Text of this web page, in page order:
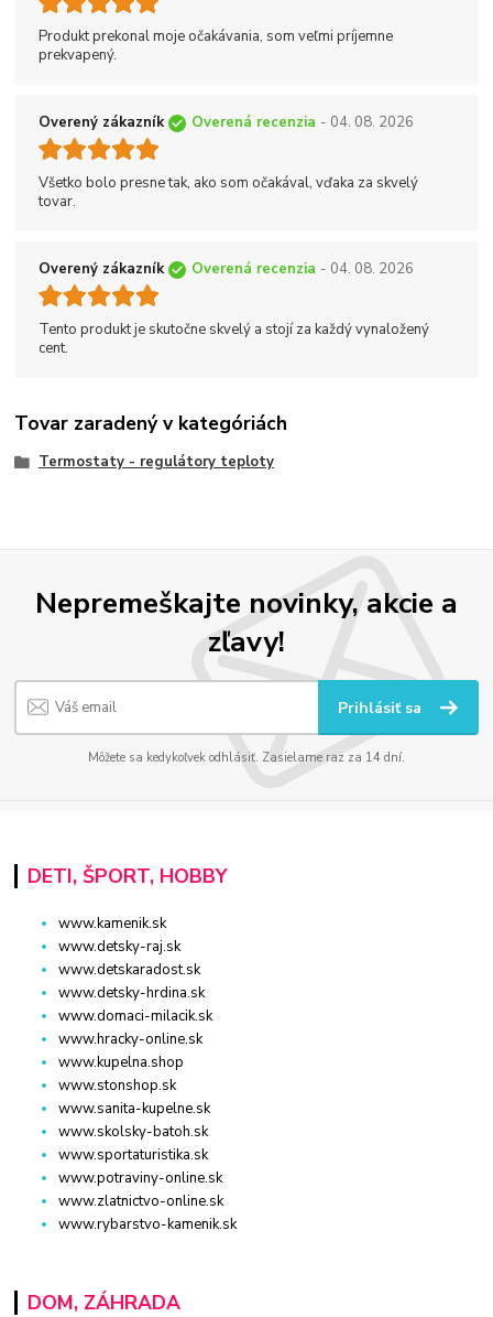
Produkt prekonal moje očakávania, som veľmi príjemne
prekvapený.
Overený zákazník Overená recenzia - 04. 08. 2026
Všetko bolo presne tak, ako som očakával, vďaka za skvelý
tovar.
Overený zákazník Overená recenzia - 04. 08. 2026
Tento produkt je skutočne skvelý a stojí za každý vynaložený
cent.
Tovar zaradený v kategóriách
Termostaty - regulátory teploty
Nepremeškajte novinky, akcie a
zľavy!
Prihlásiť sa
Môžete sa kedykoľvek odhlásiť. Zasielame raz za 14 dní.
DETI, ŠPORT, HOBBY
www.kamenik.sk
www.detsky-raj.sk
www.detskaradost.sk
www.detsky-hrdina.sk
www.domaci-milacik.sk
www.hracky-online.sk
www.kupelna.shop
www.stonshop.sk
www.sanita-kupelne.sk
www.skolsky-batoh.sk
www.sportaturistika.sk
www.potraviny-online.sk
www.zlatnictvo-online.sk
www.rybarstvo-kamenik.sk
DOM, ZÁHRADA